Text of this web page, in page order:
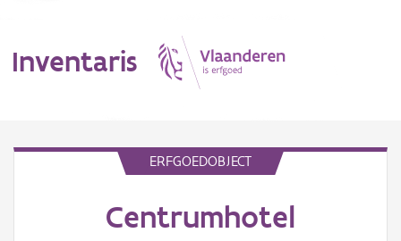
Inventaris
ERFGOEDOBJECT
Centrumhotel